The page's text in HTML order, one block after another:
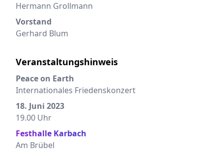
Hermann Grollmann
Vorstand
Gerhard Blum
Veranstaltungshinweis
Peace on Earth
Internationales Friedenskonzert
18. Juni 2023
19.00 Uhr
Festhalle Karbach
Am Brübel